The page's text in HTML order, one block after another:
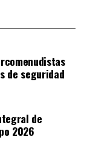
de seguridad
de
2026